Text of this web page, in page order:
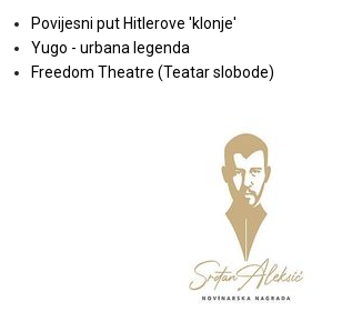
Povijesni put Hitlerove 'klonje'
Yugo - urbana legenda
Freedom Theatre (Teatar slobode)